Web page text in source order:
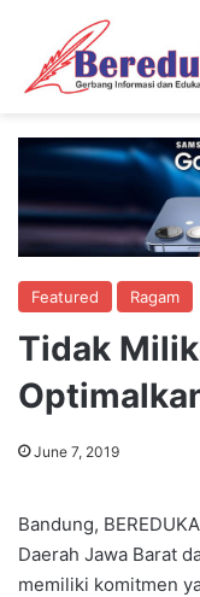
Featured Ragam
Tidak
June 7, 2019
Bandung,
Daerah Jawa Barat
memiliki komitmen